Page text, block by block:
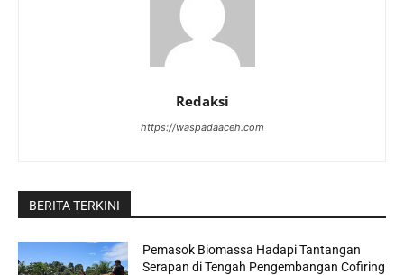
Redaksi
https://waspadaaceh.com
BERITA TERKINI
Pemasok Biomassa Hadapi Tantangan
Serapan di Tengah Pengembangan Cofiring